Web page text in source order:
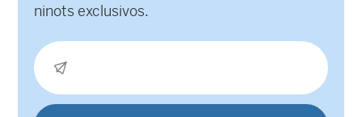
ninots exclusivos.